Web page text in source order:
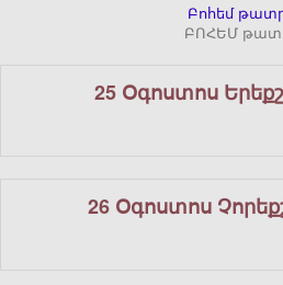
Բոհեմ
ԲՈՀԵՄ
25 Օգոստոս
26 Օգոստոս